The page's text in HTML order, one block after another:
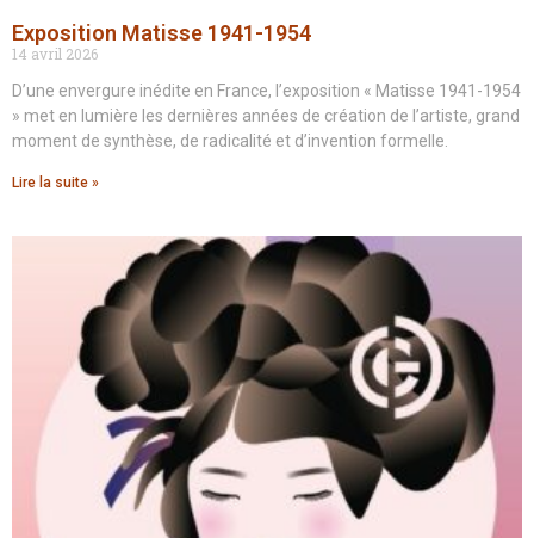
Exposition Matisse 1941-1954
14 avril 2026
D’une envergure inédite en France, l’exposition « Matisse 1941-1954
» met en lumière les dernières années de création de l’artiste, grand
moment de synthèse, de radicalité et d’invention formelle.
Lire la suite »